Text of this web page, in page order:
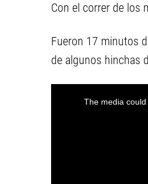
Con el correr de los
Fueron 17 minutos
de algunos hinchas